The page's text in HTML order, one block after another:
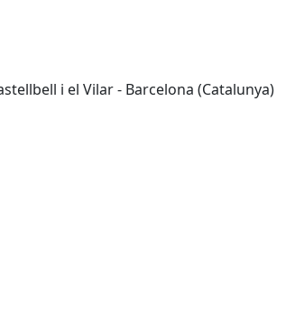
i el Vilar - Barcelona (Catalunya)